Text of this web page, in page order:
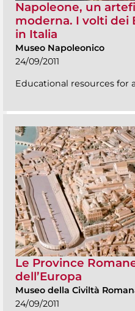
Napoleone, un
moderna. I volti dei
in Italia
Museo Napoleonico
24/09/2011
Educational resources for
Le Province
dell’Europa
Museo della Civiltà
24/09/2011